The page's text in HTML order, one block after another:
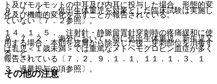
ト及びモルモットの中耳及び内耳に投与した場合、形態的変
化及び機能的変化を示すことが報告されている。
１４．１．５． 注射針・静脈留置針穿刺時の疼痛緩和に使
用する場合、本剤を皮膚から除去した後、穿刺部位を消毒す
ること。
その他の注意
９．７．１． 低出生体重児を対象とした臨床試験は実施し
ていない〔７．２参照〕。
９．７．２． 海外において、特に低出生体重児、新生児又
は乳児＜１歳未満＞では重篤なメトヘモグロビン血症が多く
報告されている〔７．２、９．１．１、１１．１．３、１
３．過量投与の項参照〕。